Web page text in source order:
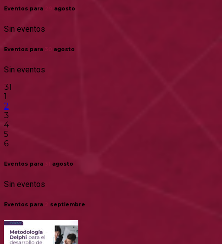
Eventos para agosto
Sin eventos
Eventos para agosto
Sin eventos
31
1
2
3
4
5
6
Eventos para agosto
Sin eventos
Eventos para septiembre